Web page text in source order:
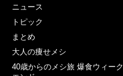
ニュース
トピック
まとめ
大人の痩せメシ
40歳からのメシ旅 爆食ウィーク